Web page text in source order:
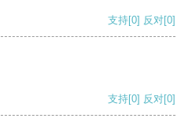
支持[0] 反对[0]
支持[0] 反对[0]